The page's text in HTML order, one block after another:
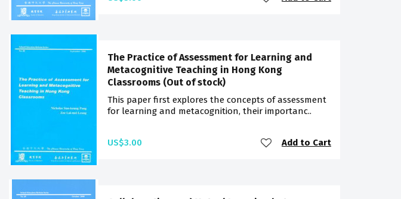
The Practice of Assessment for Learning and
Metacognitive Teaching in Hong Kong
Classrooms (Out of stock)
This paper first explores the concepts of assessment
for learning and metacognition, their importanc..
US$3.00 Add to Cart